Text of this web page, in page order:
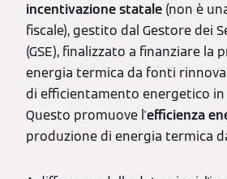
incentivazione statale (non è
fiscale), gestito dal Gestore dei
(GSE), finalizzato a finanziare la
energia termica da fonti
di efficientamento energetico
Questo promuove l'efficienza
produzione di energia termica